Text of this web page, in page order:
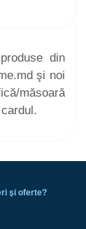
din
şi noi
măsoară
şi oferte?